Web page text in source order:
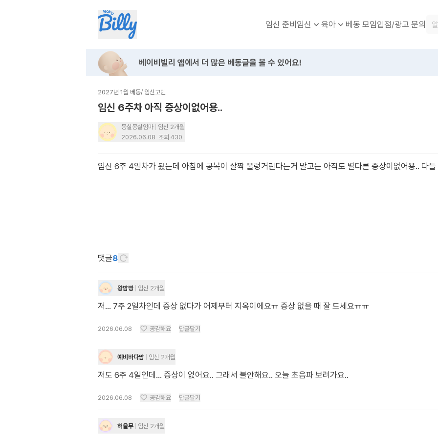
임신 준비임신 육아 베동 모임입점/광고 문의
베이비빌리 앱에서 더 많은 베동글을 볼 수 있어요!
2027년 1월 베동/ 임신고민
임신 6주차 아직 증상이없어용..
몽실몽실엄마
임신 2개월
2026.06.08 조회 430
임신 6주 4일차가 됬는데 아침에 공복이 살짝 울렁거린다는거 말고는 아직도 별다른 증상이없어용.. 다
댓글8
왕밤빵 임신 2개월
저... 7주 2일차인데 증상 없다가 어제부터 지옥이에요ㅠ 증상 없을 때 잘 드세요ㅠㅠ
2026.06.08 공감해요 답글달기
예비바다맘 임신 2개월
저도 6주 4일인데… 증상이 없어요.. 그래서 불안해요.. 오늘 초음파 보려가요..
2026.06.08 공감해요 답글달기
허율무 임신 2개월